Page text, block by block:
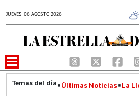
JUEVES 06 AGOSTO 2026
Últimas Noticias La